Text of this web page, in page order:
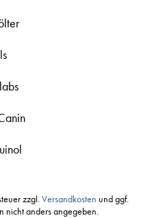
zzgl.Versandkosten und ggf.
nicht anders angegeben.